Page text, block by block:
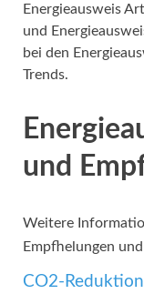
Energieausweis
und
bei den
Trends.
und
Weitere
Empfhelungen
CO2-Reduktion